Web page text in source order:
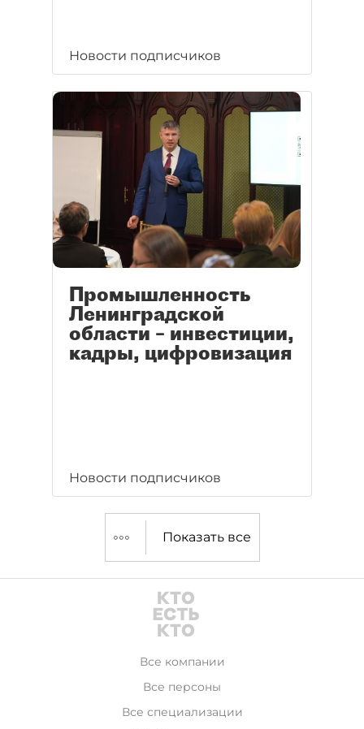
Новости подписчиков
Промышленность
Ленинградской
области – инвестиции,
кадры, цифровизация
Новости подписчиков
Показать все
Все компании
Все персоны
Все специализации